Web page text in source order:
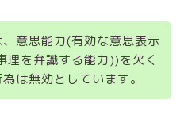
意思能力(有効な意思表示
理を弁識する能力))を欠く
は無効としています。